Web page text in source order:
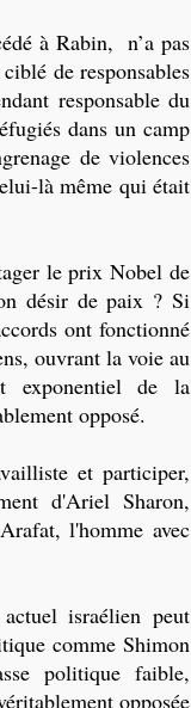
à Rabin, n’a pas
de responsables
responsable du
dans un camp
de violences
là même qui était
le prix Nobel de
désir de paix ? Si
ont fonctionné
ouvrant la voie au
exponentiel de la
opposé.
et participer,
d'Ariel Sharon,
l'homme avec
israélien peut
comme Shimon
politique faible,
opposée